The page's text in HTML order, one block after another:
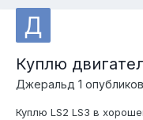
Куплю
Джеральд 1
Куплю LS2 LS3 в